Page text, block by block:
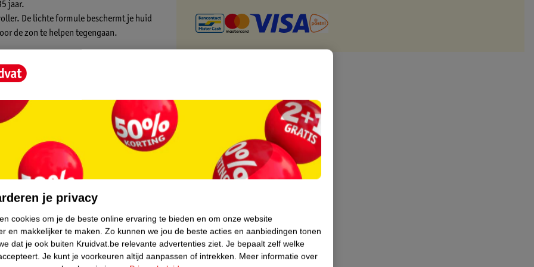
jaar.
De lichte formule beschermt je huid
de zon te helpen tegengaan.
naarmate je ouder wordt. Het micro-
en vervaardigd met Franse
plantaardig extract dat je huid opbouwend
rimpels
Dagcrème:
je privacy
cookies om je de beste online ervaring te bieden en om onze website
en makkelijker te maken. Zo kunnen we jou de beste acties en aanbiedingen tonen
dat je ook buiten Kruidvat.be relevante advertenties ziet. Je bepaalt zelf welke
Je kunt je voorkeuren altijd aanpassen of intrekken. Meer informatie over